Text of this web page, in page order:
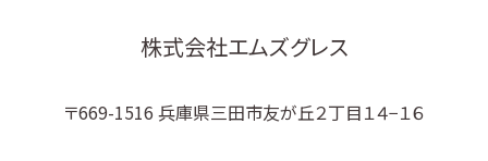
株式会社エムズグレス
〒669-1516 兵庫県三田市友が丘２丁目１４−１６